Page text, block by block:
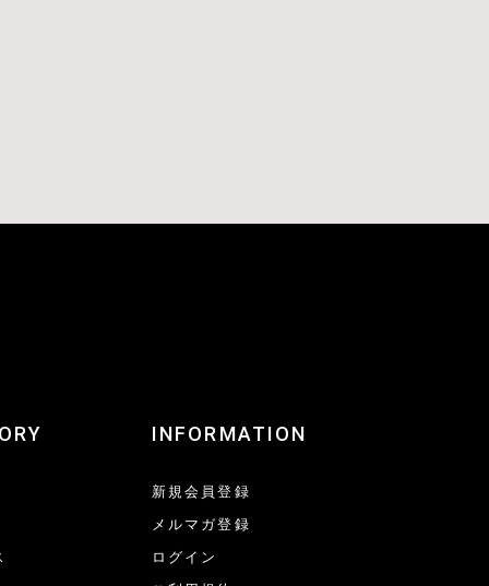
INFORMATION
新規会員登録
メルマガ登録
ログイン